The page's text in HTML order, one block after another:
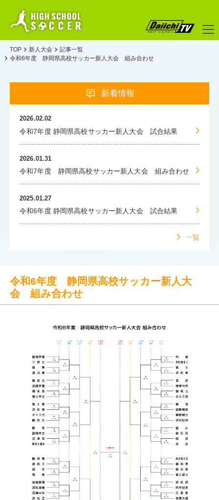
TOP 新人大会
記事一覧
令和6年度 静岡県高校サッカー新人大会 組み合わせ
令和6年度 静岡県高校サッカー新人大
会 組み合わせ
新着情報
2026.02.02
令和7年度 静岡県高校サッカー新人大会 試合結果
2026.01.31
令和7年度 静岡県高校サッカー新人大会 組み合わせ
2025.01.27
令和6年度 静岡県高校サッカー新人大会 試合結果
一覧